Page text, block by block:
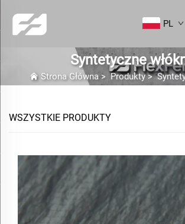
PL
Syntetyczne
Strona Główna >Produkty>
WSZYSTKIE PRODUKTY